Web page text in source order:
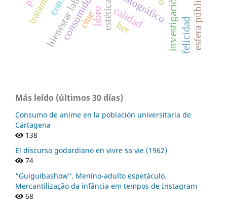
cine estética.calidad
bienestar laboral
consumidor. felicidad
her
libro
Más leído (últimos 30 días)
Consumo de anime en la población universitaria de
Cartagena
138
El discurso godardiano en vivre sa vie (1962)
74
“Guiguibashow”. Menino-adulto espetáculo.
Mercantilização da infância em tempos de Instagram
68